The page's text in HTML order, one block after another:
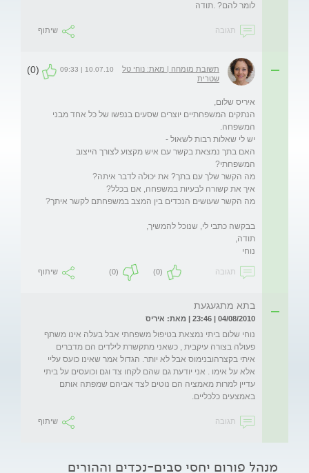
לומר להם? .תודה
תגובה שיתוף
תשובת מומחה | מאת: נוחי טל
שטרית
10.07.10 | 09:33
(0)
הנתקים המשפחתיים יוצרים שסעים בנפשו של כל אחד מבני
האם בתך נמצאת בקשר עם איש מקצוע לצורך הייצוב
נוחי
תגובה (0)
(0) שיתוף
בתא מתגעגעת
04/08/2010 | 23:46 | מאת: איריס
נוחי שלום ביתי נמצאת בטיפול משפחתי אבל בעלה אינו משתף
פעולה בצורה עיקבית , כשאני מתקשרת לילדים הם מדברים
איתי בקצרהובנימוס אבל לא יותר. הגדול אמר שאינו כועס עליי
אלא על אימו . אני יודעת גם שהם לקחו צד וגם וכועסים על ביתי
עדיין למרות מאמציה הם נוטים לצד אביהם שמפתה אותם
באמצעים כלכליים.
תגובה שיתוף
מנהל פורום יחסי סבים-נכדים וההורים